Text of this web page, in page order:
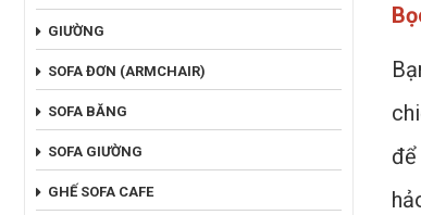
GIƯỜNG
SOFA ĐƠN (ARMCHAIR)
SOFA BĂNG
SOFA GIƯỜNG
GHẾ SOFA CAFE